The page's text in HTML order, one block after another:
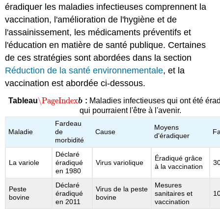
éradiquer les maladies infectieuses comprennent la
vaccination, l'amélioration de l'hygiène et de
l'assainissement, les médicaments préventifs et
l'éducation en matière de santé publique. Certaines
de ces stratégies sont abordées dans la section
Réduction de la santé environnementale, et la
vaccination est abordée ci-dessous.
Tableau\PageIndexb
\PageIndexb : Maladies infectieuses qui ont été
qui pourraient l'être à l'avenir.
Maladie
Fardeau
de
morbidité
Cause
Moyens
d'éradiquer
La variole
Déclaré
éradiqué
en 1980
Virus variolique
Éradiqué grâce
à la vaccination
Peste
bovine
Déclaré
éradiqué
en 2011
Virus de la peste
bovine
Mesures
sanitaires et
vaccination